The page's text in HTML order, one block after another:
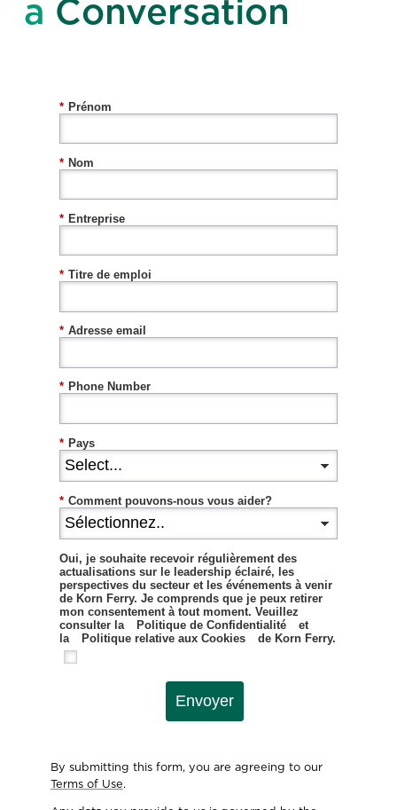
a Conversation
* Prénom
* Nom
* Entreprise
* Titre de emploi
* Adresse email
* Phone Number
* Pays
* Comment pouvons-nous vous aider?
Oui, je souhaite recevoir régulièrement des
actualisations sur le leadership éclairé, les
perspectives du secteur et les événements à venir
de Korn Ferry. Je comprends que je peux retirer
mon consentement à tout moment. Veuillez
consulter la
Politique de Confidentialité
et
la
Politique relative aux Cookies de Korn Ferry.
Envoyer
By submitting this form, you are agreeing to our
Terms of Use.